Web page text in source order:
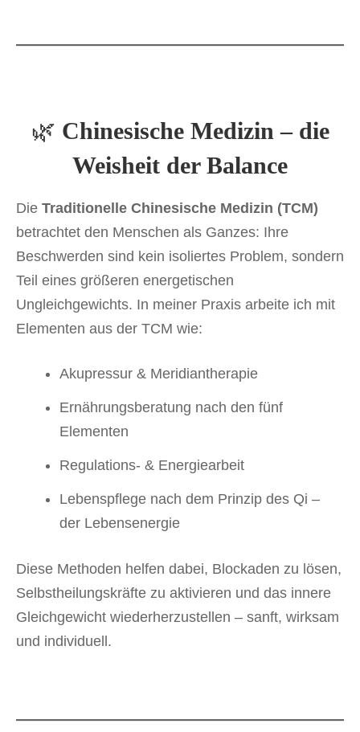
🌿 Chinesische Medizin – die
Weisheit der Balance
Die Traditionelle Chinesische Medizin (TCM)
betrachtet den Menschen als Ganzes: Ihre
Beschwerden sind kein isoliertes Problem, sondern
Teil eines größeren energetischen
Ungleichgewichts. In meiner Praxis arbeite ich mit
Elementen aus der TCM wie:
Akupressur & Meridiantherapie
Ernährungsberatung nach den fünf
Elementen
Regulations- & Energiearbeit
Lebenspflege nach dem Prinzip des Qi –
der Lebensenergie
Diese Methoden helfen dabei, Blockaden zu lösen,
Selbstheilungskräfte zu aktivieren und das innere
Gleichgewicht wiederherzustellen – sanft, wirksam
und individuell.